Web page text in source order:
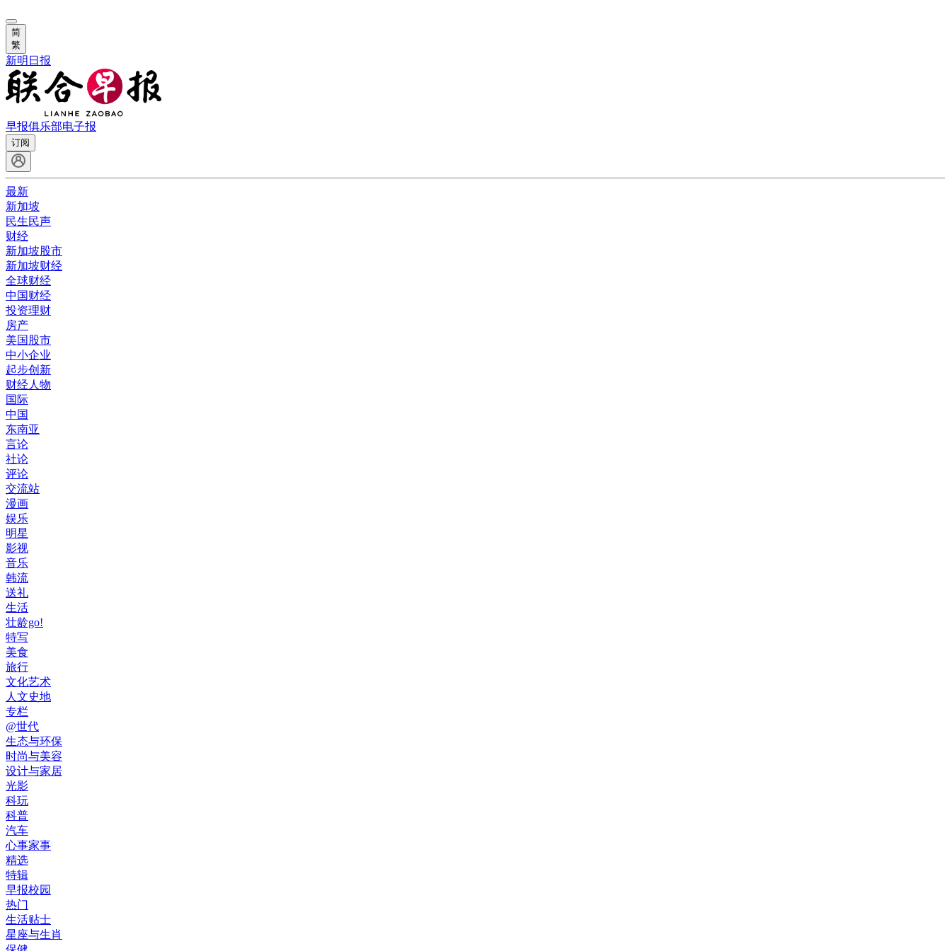
简
繁
新明日报
早报俱乐部电子报
订阅
最新
新加坡
民生民声
财经
新加坡股市
新加坡财经
全球财经
中国财经
投资理财
房产
美国股市
中小企业
起步创新
财经人物
国际
中国
东南亚
言论
社论
评论
交流站
漫画
娱乐
明星
影视
音乐
韩流
送礼
生活
壮龄go!
特写
美食
旅行
文化艺术
人文史地
专栏
@世代
生态与环保
时尚与美容
设计与家居
光影
科玩
科普
汽车
心事家事
精选
特辑
早报校园
热门
生活贴士
星座与生肖